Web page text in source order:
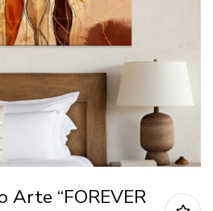
Arte “FOREVER